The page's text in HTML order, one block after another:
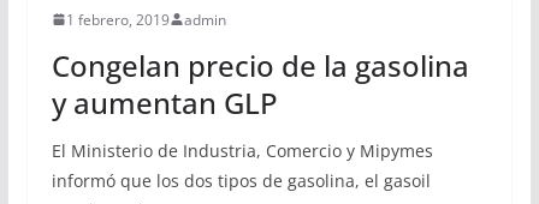
1 febrero, 2019 admin
Congelan precio de la gasolina
y aumentan GLP
El Ministerio de Industria, Comercio y Mipymes
informó que los dos tipos de gasolina, el gasoil